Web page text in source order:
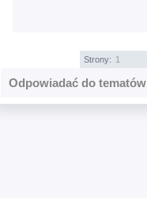
Strony: 1
Odpowiadać do